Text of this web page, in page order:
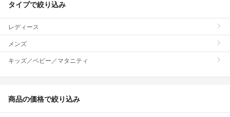
タイプで絞り込み
レディース
メンズ
キッズ／ベビー／マタニティ
商品の価格で絞り込み